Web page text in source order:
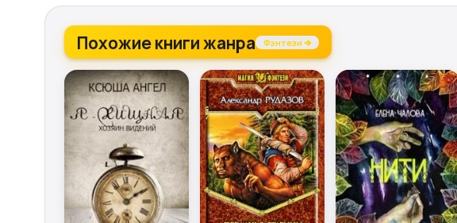
Похожие книги жанра Фэнтези →